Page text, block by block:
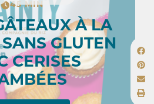
45 MIN
À LA
GLUTEN
CERISES